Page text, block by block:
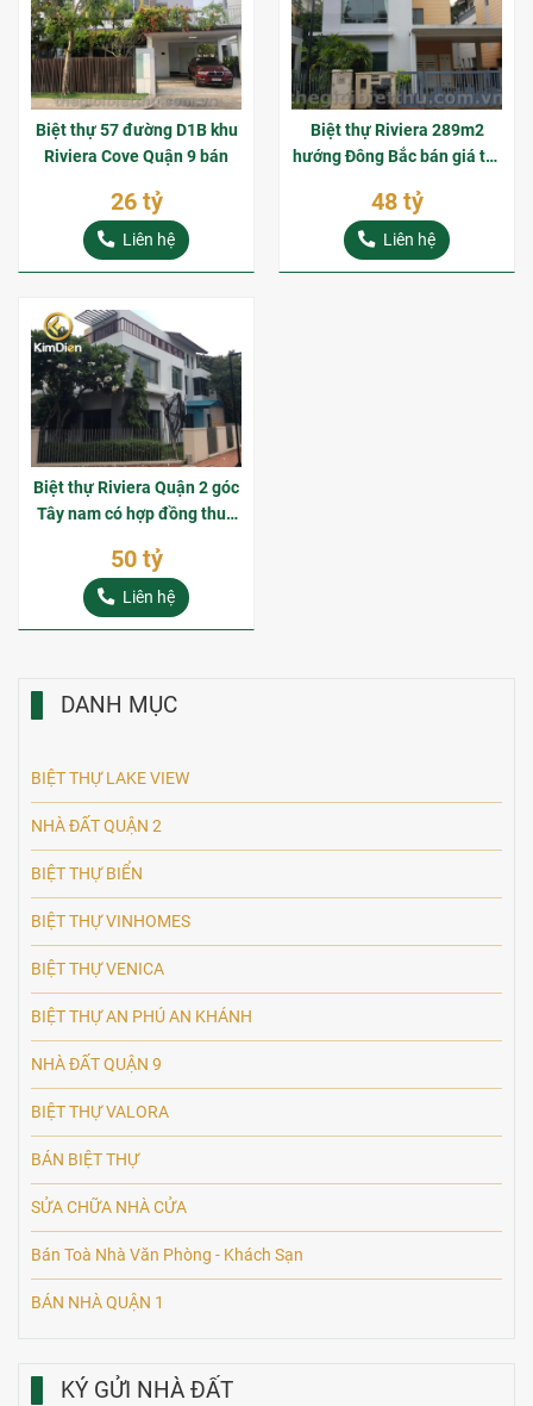
Biệt thự 57 đường D1B khu
Riviera Cove Quận 9 bán
26 tỷ
Liên hệ
Biệt thự Riviera 289m2
hướng Đông Bắc bán giá tốt
48 tỷ
Liên hệ
Biệt thự Riviera Quận 2 góc
Tây nam có hợp đồng thuê
50 tỷ
Liên hệ
DANH MỤC
BIỆT THỰ LAKE VIEW
NHÀ ĐẤT QUẬN 2
BIỆT THỰ BIỂN
BIỆT THỰ VINHOMES
BIỆT THỰ VENICA
BIỆT THỰ AN PHÚ AN KHÁNH
NHÀ ĐẤT QUẬN 9
BIỆT THỰ VALORA
BÁN BIỆT THỰ
SỬA CHỮA NHÀ CỬA
Bán Toà Nhà Văn Phòng - Khách Sạn
BÁN NHÀ QUẬN 1
KÝ GỬI NHÀ ĐẤT